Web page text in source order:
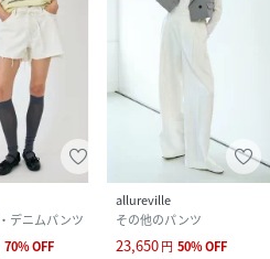
デニムパンツ
70%OFF
allureville
その他のパンツ
23,650円 50%OFF